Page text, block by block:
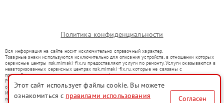
Политика конфиденциальности
Вся информация на сайте носит исключительно справочный характер.
Товарные знаки используются исключительно для описания устройств, в отношении которых
сервисные центры nsk.mimaki-fix.ru предоставляют услуги по ремонту. Услуги оказываются в
неавторизованных сервисных центрах nsk.mimaki-fix.ru, которые не связаны с
правообладателями товарных знаков или их официальными представителями.
Ремонт осуществляется для устройств, уже введенных в гражданский оборот в соответствии
со статьей 1487 ГК РФ.
Использование товарных знаков не преследует цели индивидуализации услуг или введения
потребителей в заблуждение, а служит для информирования о предоставляемых услугах по
Этот сайт использует файлы cookie. Вы можете
ознакомиться с правилами использования
Согласен